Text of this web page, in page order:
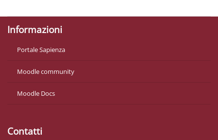
Informazioni
Portale Sapienza
Moodle community
Moodle Docs
Contatti